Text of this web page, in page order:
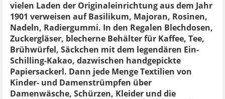
vielen Laden der Originaleinrichtung aus dem Jahr
1901 verweisen auf Basilikum, Majoran, Rosinen,
Nadeln, Radiergummi. In den Regalen Blechdosen,
Zuckergläser, blecherne Behälter für Kaffee, Tee,
Brühwürfel, Säckchen mit dem legendären Ein-
Schilling-Kakao, dazwischen handgepickte
Papiersackerl. Dann jede Menge Textilien von
Kinder- und Damenstrümpfen über
Damenwäsche, Schürzen, Kleider und die